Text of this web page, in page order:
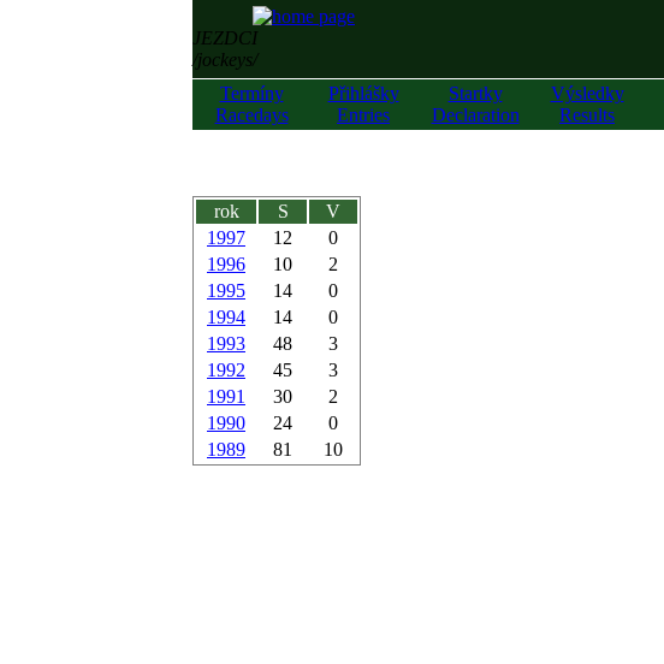
JEZDCI
/jockeys/
Termíny
Racedays
Přihlášky
Entries
Startky
Declaration
Výsledky
Results
rok S
V
1997
12
0
1996
10
2
1995
14
0
1994
14
0
1993
48
3
1992
45
3
1991
30
2
1990
24
0
1989
81 10